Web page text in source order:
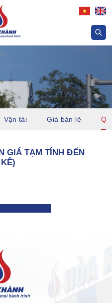
Vận tải Giá bán lẻ
GIÁ TẠM TÍNH ĐẾN